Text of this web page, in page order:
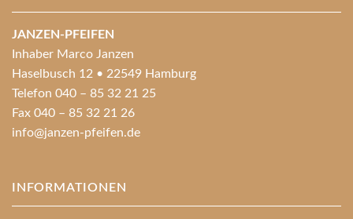
JANZEN-PFEIFEN
Inhaber Marco Janzen
Haselbusch 12 • 22549 Hamburg
Telefon 040 – 85 32 21 25
Fax 040 – 85 32 21 26
info@janzen-pfeifen.de
INFORMATIONEN